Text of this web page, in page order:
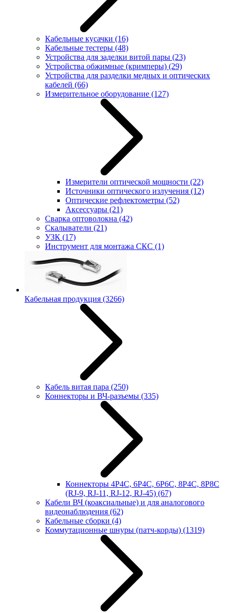
Кабельные кусачки (16)
Кабельные тестеры (48)
Устройства для заделки витой пары (23)
Устройства обжимные (кримперы) (29)
Устройства для разделки медных и оптических
кабелей (66)
Измерительное оборудование (127)
Измерители оптической мощности (22)
Источники оптического излучения (12)
Оптические рефлектометры (52)
Аксессуары (21)
Сварка оптоволокна (42)
Скалыватели (21)
УЗК (17)
Инструмент для монтажа СКС (1)
Кабельная продукция (3266)
Кабель витая пара (250)
Коннекторы и ВЧ-разъемы (335)
Коннекторы 4P4C, 6P4C, 6P6C, 8P4C, 8P8C
(RJ-9, RJ-11, RJ-12, RJ-45) (67)
Кабели ВЧ (коаксиальные) и для аналогового
видеонаблюдения (62)
Кабельные сборки (4)
Коммутационные шнуры (патч-корды) (1319)